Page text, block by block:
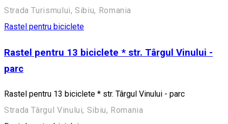
Strada Turismului, Sibiu, Romania
Rastel pentru biciclete
Rastel pentru 13 biciclete * str. Târgul Vinului -
parc
Rastel pentru 13 biciclete * str. Târgul Vinului - parc
Strada Târgul Vinului, Sibiu, Romania